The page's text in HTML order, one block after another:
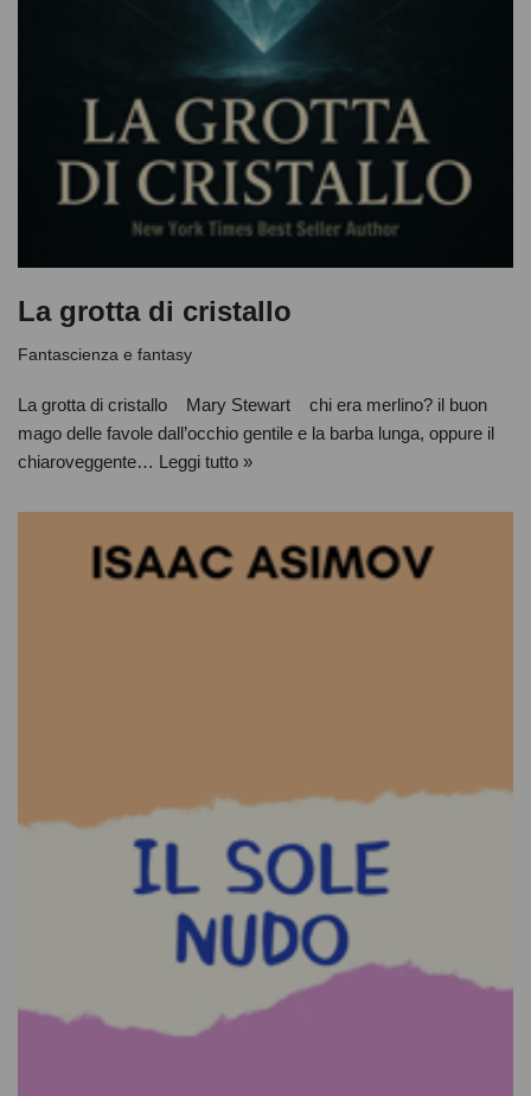
La grotta di cristallo
Fantascienza e fantasy
La grotta di cristallo Mary Stewart chi era merlino? il buon
mago delle favole dall’occhio gentile e la barba lunga, oppure il
chiaroveggente… Leggi tutto »